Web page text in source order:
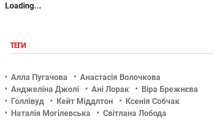
Loading...
ТЕГИ
Алла Пугачова
Анастасія Волочкова
Анджеліна Джолі
Ані Лорак
Віра Брежнєва
Голлівуд
Кейт Міддлтон
Ксенія Собчак
Наталія Могілевська
Світлана Лобода